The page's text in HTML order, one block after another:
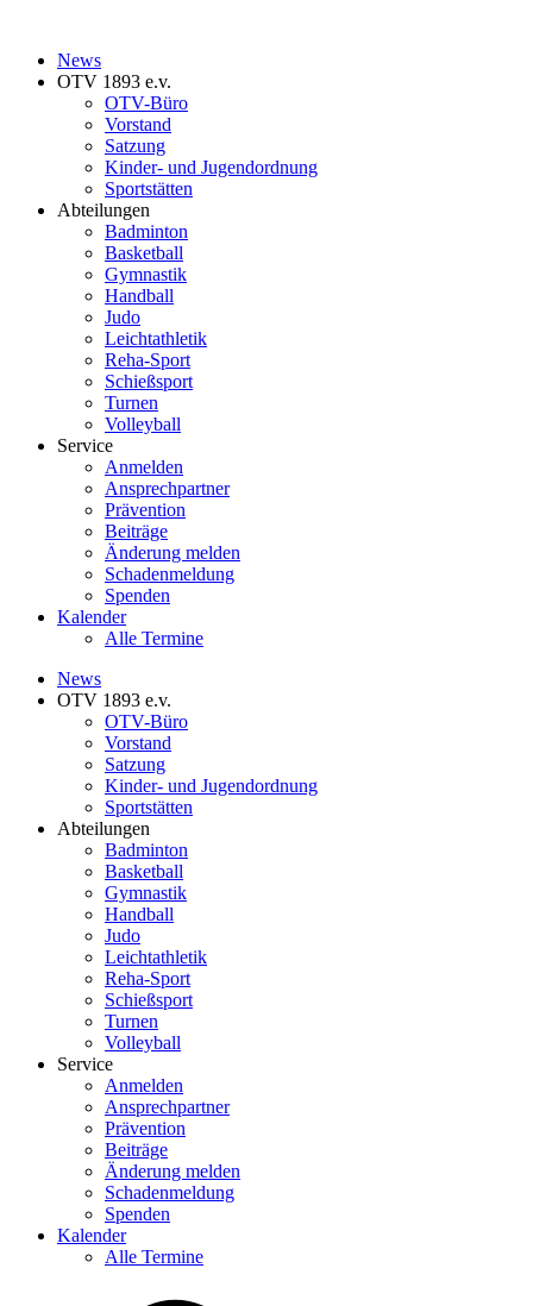
News
OTV 1893 e.v.
OTV-Büro
Vorstand
Satzung
Kinder- und Jugendordnung
Sportstätten
Abteilungen
Badminton
Basketball
Gymnastik
Handball
Judo
Leichtathletik
Reha-Sport
Schießsport
Turnen
Volleyball
Service
Anmelden
Ansprechpartner
Prävention
Beiträge
Änderung melden
Schadenmeldung
Spenden
Kalender
Alle Termine
News
OTV 1893 e.v.
OTV-Büro
Vorstand
Satzung
Kinder- und Jugendordnung
Sportstätten
Abteilungen
Badminton
Basketball
Gymnastik
Handball
Judo
Leichtathletik
Reha-Sport
Schießsport
Turnen
Volleyball
Service
Anmelden
Ansprechpartner
Prävention
Beiträge
Änderung melden
Schadenmeldung
Spenden
Kalender
Alle Termine